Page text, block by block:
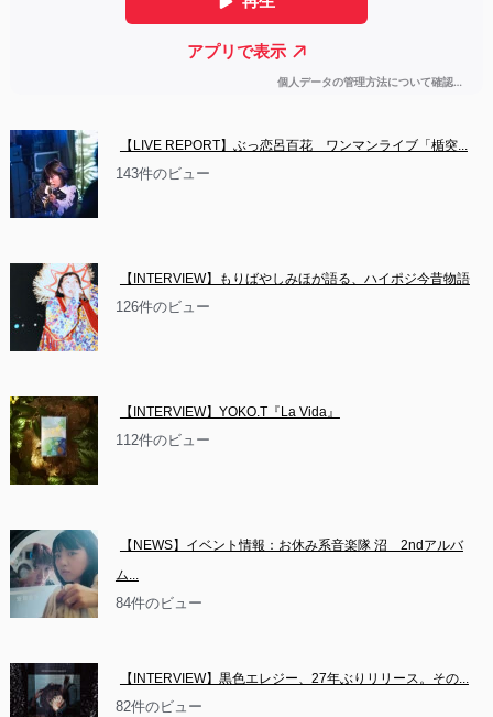
【LIVE REPORT】ぶっ恋呂百花　ワンマンライブ「楯突...
143件のビュー
【INTERVIEW】もりばやしみほが語る、ハイポジ今昔物語
126件のビュー
【INTERVIEW】YOKO.T『La Vida』
112件のビュー
【NEWS】イベント情報：お休み系音楽隊 沼　2ndアルバ
ム...
84件のビュー
【INTERVIEW】黒色エレジー、27年ぶりリリース。その...
82件のビュー